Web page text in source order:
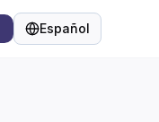
Español
Idioma